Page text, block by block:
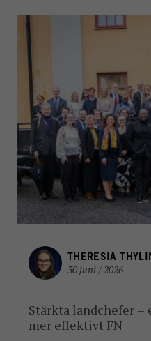
THERESIA
30 juni / 2026
Stärkta landchefer
mer effektivt FN